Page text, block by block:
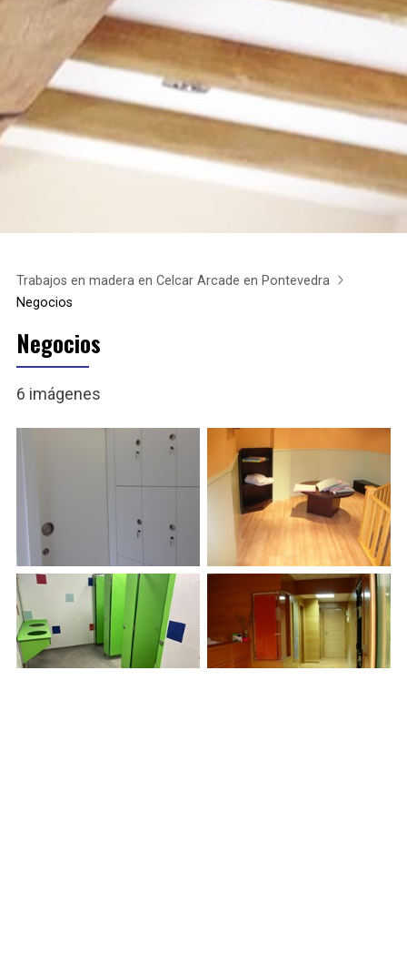
Trabajos en madera en Celcar Arcade en Pontevedra
Negocios
Negocios
6 imágenes